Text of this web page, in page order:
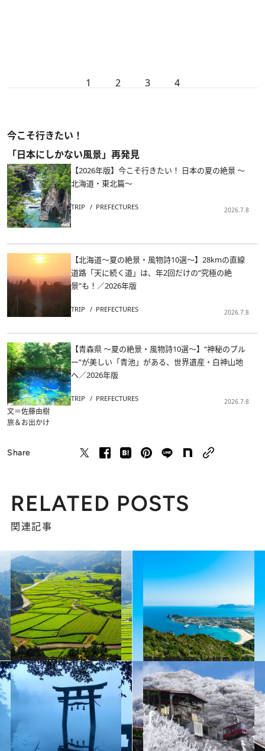
1 2 3 4
今こそ行きたい！
「日本にしかない風景」再発見
【2026年版】今こそ行きたい！ 日本の夏の絶景 ～
北海道・東北篇～
TRIP PREFECTURES 2026.7.8
【北海道～夏の絶景・風物詩10選～】28kmの直線
道路「天に続く道」は、年2回だけの“究極の絶
景”も！／2026年版
TRIP PREFECTURES 2026.7.8
【青森県 ～夏の絶景・風物詩10選～】“神秘のブル
ー”が美しい「青池」がある、世界遺産・白神山地
へ／2026年版
TRIP PREFECTURES 2026.7.8
文＝佐藤由樹
旅＆お出かけ
Share
RELATED POSTS
関連記事
2021.4.26
いつか行きたい！ 日本の春の絶景 ～九州・沖縄篇～《全40スポット》
旅＆お出かけ 2021.8.4
いつか行きたい！ 日本の絶景 ～九州・沖縄エリア 夏篇2021～
旅＆お出かけ